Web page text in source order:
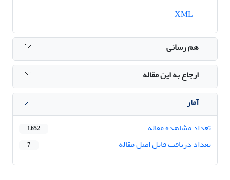
هم رسانی
ارجاع به این مقاله
آمار
تعداد مشاهده مقاله
1,652
تعداد دریافت فایل اصل مقاله 7